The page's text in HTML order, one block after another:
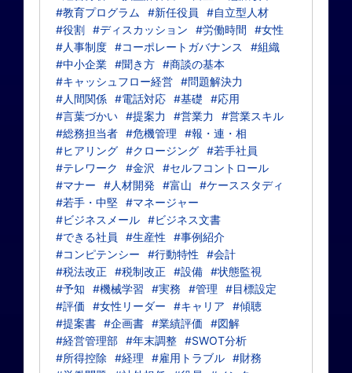
#教育プログラム
#新任役員
#自立型人材
#役割 #ディスカッション #労働時間
#女性
#人事制度 #コーポレートガバナンス
#組織
#中小企業 #聞き方 #商談の基本
#キャッシュフロー経営 #問題解決力
#人間関係 #電話対応 #基礎
#応用
#言葉づかい #提案力 #営業力
#営業スキル
#総務担当者 #危機管理
#報・連・相
#ヒアリング #クロージング #若手社員
#テレワーク
#金沢
#セルフコントロール
#マナー
#人材開発 #富山
#ケーススタディ
#若手・中堅 #マネージャー
#ビジネスメール #ビジネス文書
#できる社員
#生産性
#事例紹介
#コンピテンシー
#行動特性
#会計
#税法改正
#税制改正 #設備 #状態監視
#予知
#機械学習 #実務 #管理
#目標設定
#評価
#女性リーダー #キャリア
#傾聴
#提案書 #企画書 #業績評価
#図解
#経営管理部 #年末調整 #SWOT分析
#所得控除
#経理 #雇用トラブル #財務